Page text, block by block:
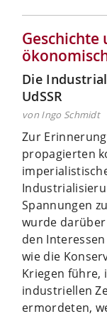
Geschichte
Die
UdSSR
von Ingo Schmidt
Zur
propagierten
Spannungen
wurde
den
wie die
Kriegen führe,
industriellen
ermordeten,